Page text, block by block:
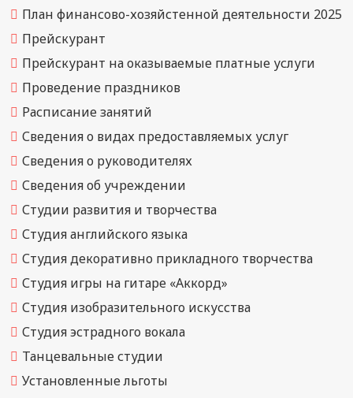
План финансово-хозяйстенной деятельности 2025
Прейскурант
Прейскурант на оказываемые платные услуги
Проведение праздников
Расписание занятий
Сведения о видах предоставляемых услуг
Сведения о руководителях
Сведения об учреждении
Студии развития и творчества
Студия английского языка
Студия декоративно прикладного творчества
Студия игры на гитаре «Аккорд»
Студия изобразительного искусства
Студия эстрадного вокала
Танцевальные студии
Установленные льготы